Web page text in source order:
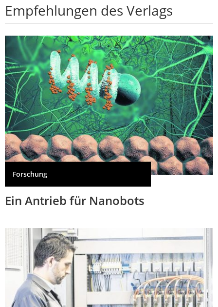
Empfehlungen des Verlags
Forschung
Ein Antrieb für Nanobots